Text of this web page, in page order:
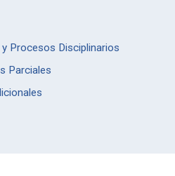
Procesos Disciplinarios
Parciales